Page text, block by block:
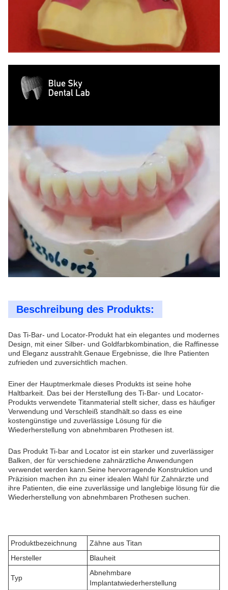
Beschreibung des Produkts:
Das Ti-Bar- und Locator-Produkt hat ein elegantes und modernes
Design, mit einer Silber- und Goldfarbkombination, die Raffinesse
und Eleganz ausstrahlt.Genaue Ergebnisse, die Ihre Patienten
zufrieden und zuversichtlich machen.
Einer der Hauptmerkmale dieses Produkts ist seine hohe
Haltbarkeit. Das bei der Herstellung des Ti-Bar- und Locator-
Produkts verwendete Titanmaterial stellt sicher, dass es häufiger
Verwendung und Verschleiß standhält.so dass es eine
kostengünstige und zuverlässige Lösung für die
Wiederherstellung von abnehmbaren Prothesen ist.
Das Produkt Ti-bar and Locator ist ein starker und zuverlässiger
Balken, der für verschiedene zahnärztliche Anwendungen
verwendet werden kann.Seine hervorragende Konstruktion und
Präzision machen ihn zu einer idealen Wahl für Zahnärzte und
ihre Patienten, die eine zuverlässige und langlebige lösung für die
Wiederherstellung von abnehmbaren Prothesen suchen.
Produktbezeichnung
Zähne aus Titan
Hersteller
Blauheit
Typ
Abnehmbare
Implantatwiederherstellung